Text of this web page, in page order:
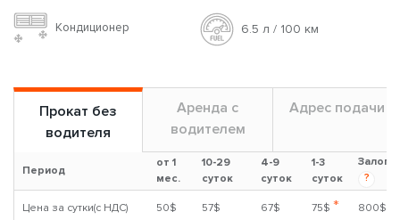
Кондиционер 6.5 л / 100 км
Прокат без
водителя
Аренда с
водителем
Адрес подачи
Период
от 1
мес.
10-29
суток
4-9
суток
1-3
суток
Залог
?
Цена за сутки(с НДС) 50$ 57$ 67$ 75$ * 800$